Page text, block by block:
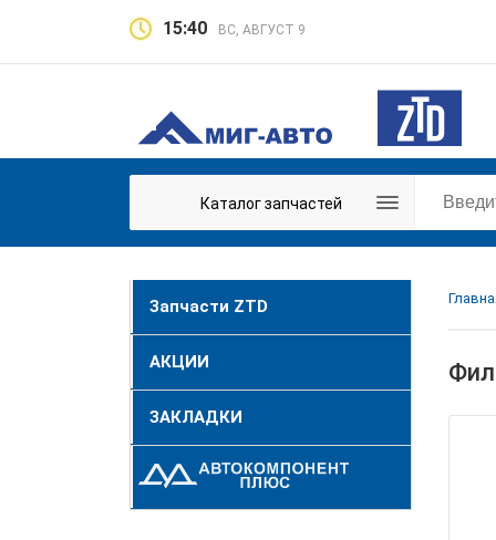
15:40 ВС, АВГУСТ 9
Каталог запчастей
Запчасти ZTD
АКЦИИ
ЗАКЛАДКИ